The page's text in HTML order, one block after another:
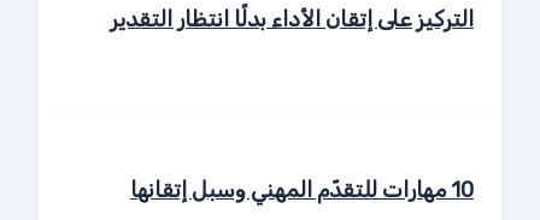
التركيز على إتقان الأداء بدلًا انتظار التقدير
10 مهارات للتقدّم المهني وسبل إتقانها